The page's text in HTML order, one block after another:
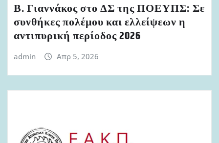
Β. Γιαννάκος στο ΔΣ της ΠΟΕΥΠΣ: Σε
συνθήκες πολέμου και ελλείψεων η
αντιπυρική περίοδος 2026
admin Απρ 5, 2026